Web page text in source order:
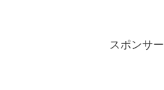
スポンサ